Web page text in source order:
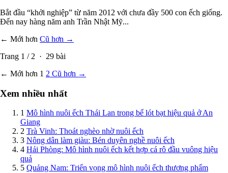
Bắt đầu “khởi nghiệp” từ năm 2012 với chưa đầy 500 con ếch giống.
Đến nay hàng năm anh Trần Nhật Mỹ...
← Mới hơn Cũ hơn →
Trang 1 / 2 · 29 bài
← Mới hơn 1 2 Cũ hơn →
Xem nhiều nhất
1 Mô hình nuôi ếch Thái Lan trong bể lót bạt hiệu quả ở An
Giang
2 Trà Vinh: Thoát nghèo nhờ nuôi ếch
3 Nông dân làm giàu: Bén duyên nghề nuôi ếch
4 Hải Phòng: Mô hình nuôi ếch kết hợp cá rô đầu vuông hiệu
quả
5 Quảng Nam: Triển vọng mô hình nuôi ếch thương phẩm